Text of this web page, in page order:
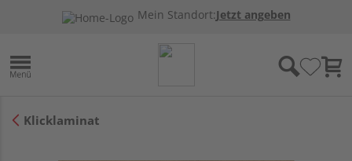
Mein Standort:Jetzt angeben
Klicklaminat